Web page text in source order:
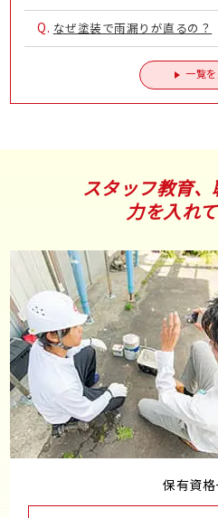
Q. なぜ塗装で雨漏りが直るの？
一覧
スタッフ教育
力を入れ
保有資